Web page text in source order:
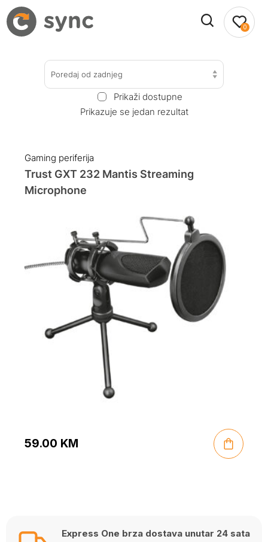
0
Poredaj od zadnjeg
Prikaži dostupne
Prikazuje se jedan rezultat
Gaming periferija
Trust GXT 232 Mantis Streaming
Microphone
59.00 KM
Express One brza dostava unutar 24 sata